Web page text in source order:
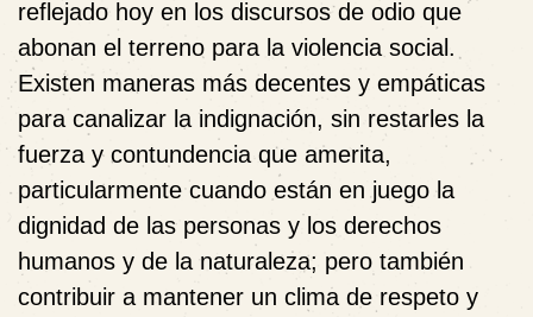
reflejado hoy en los discursos de odio que
abonan el terreno para la violencia social.
Existen maneras más decentes y empáticas
para canalizar la indignación, sin restarles la
fuerza y contundencia que amerita,
particularmente cuando están en juego la
dignidad de las personas y los derechos
humanos y de la naturaleza; pero también
contribuir a mantener un clima de respeto y